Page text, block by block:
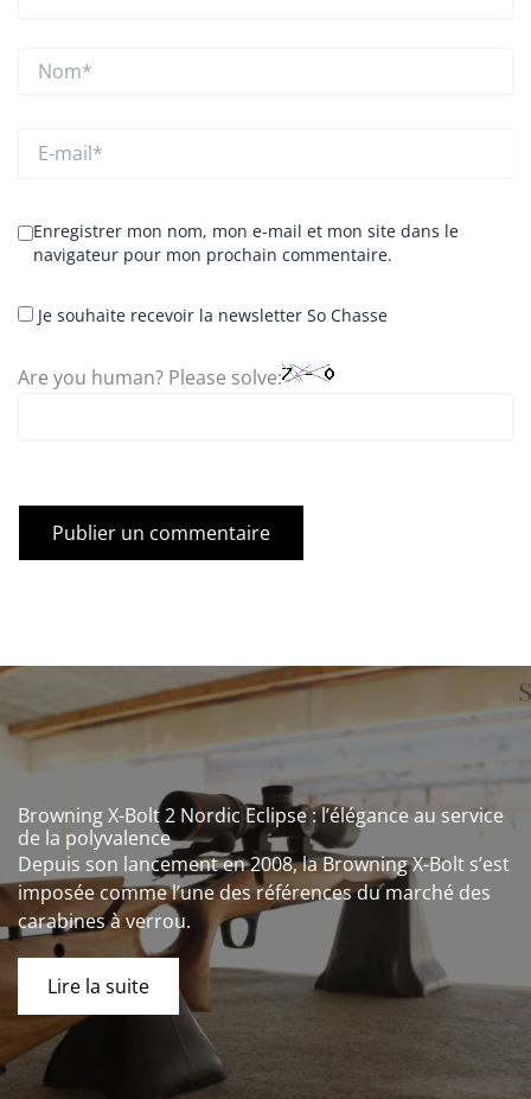
mail*
Enregistrer mon nom, mon e-mail et mon site dans le
navigateur pour mon prochain commentaire.
Je souhaite recevoir la newsletter So Chasse
Are you human? Please solve:
Browning X-Bolt 2 Nordic Eclipse : l’élégance au service
de la polyvalence
Depuis son lancement en 2008, la Browning X-Bolt s’est
imposée comme l’une des références du marché des
carabines à verrou.
Lire la suite